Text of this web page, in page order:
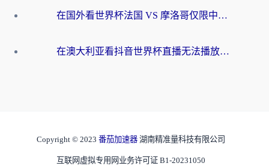
在国外看世界杯法国 VS 摩洛哥仅限中国大陆？别让地域限制拦下你的欢呼
在澳大利亚看抖音世界杯直播无法播放？海外党体育观赛终极指南来了！
Copyright © 2023 番茄加速器 湖南精准量科技有限公司
互联网虚拟专用网业务许可证 B1-20231050